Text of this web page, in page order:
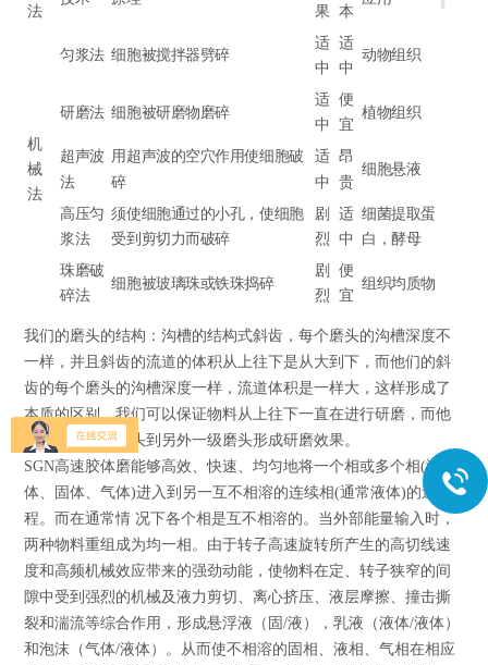
法
果
本
机
械
法
匀浆法 细胞被搅拌器劈碎
适
中
适
中
动物组织
研磨法 细胞被研磨物磨碎
适
中
便
宜
植物组织
超声波
法
用超声波的空穴作用使细胞破
碎
适
中
昂
贵
细胞悬液
高压匀
浆法
须使细胞通过的小孔，使细胞
受到剪切力而破碎
剧
烈
适
中
细菌提取蛋
白，酵母
珠磨破
碎法
细胞被玻璃珠或铁珠捣碎
剧
烈
便
宜
组织均质物
我们的磨头的结构：沟槽的结构式斜齿，每个磨头的沟槽深度不
一样，并且斜齿的流道的体积从上往下是从大到下，而他们的斜
齿的每个磨头的沟槽深度一样，流道体积是一样大，这样形成了
本质的区别。我们可以保证物料从上往下一直在进行研磨，而他
们只能在一级磨头到另外一级磨头形成研磨效果。
SGN高速胶体磨能够高效、快速、均匀地将一个相或多个相(液
体、固体、气体)进入到另一互不相溶的连续相(通常液体)的过
程。而在通常情 况下各个相是互不相溶的。当外部能量输入时，
两种物料重组成为均一相。由于转子高速旋转所产生的高切线速
度和高频机械效应带来的强劲动能，使物料在定、转子狭窄的间
隙中受到强烈的机械及液力剪切、离心挤压、液层摩擦、撞击撕
裂和湍流等综合作用，形成悬浮液（固/液），乳液（液体/液体）
和泡沫（气体/液体）。从而使不相溶的固相、液相、气相在相应